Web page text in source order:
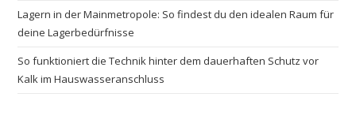
Lagern in der Mainmetropole: So findest du den idealen Raum für
deine Lagerbedürfnisse
So funktioniert die Technik hinter dem dauerhaften Schutz vor
Kalk im Hauswasseranschluss